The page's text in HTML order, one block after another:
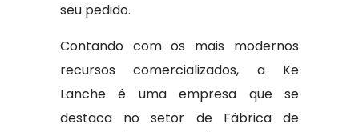
seu pedido.
Contando com os mais modernos
recursos comercializados, a Ke
Lanche é uma empresa que se
destaca no setor de Fábrica de